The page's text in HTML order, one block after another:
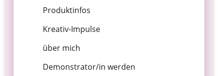
Produktinfos
Kreativ-Impulse
über mich
Demonstrator/in werden